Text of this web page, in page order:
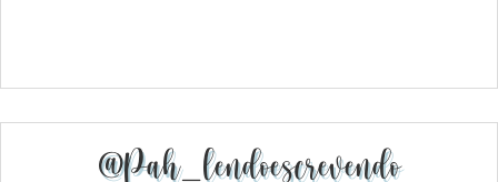
@pah_lendoescrevendo